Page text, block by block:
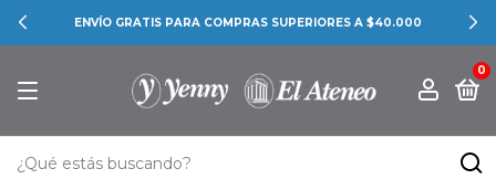
ENVÍO GRATIS PARA COMPRAS SUPERIORES A $40.000
0